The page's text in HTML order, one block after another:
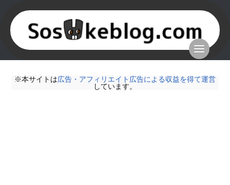
※本サイトは広告・アフィリエイト広告による収益を得て運営
しています。